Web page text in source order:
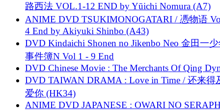
路西法 VOL.1-12 END by Yūichi Nomura (A7)
ANIME DVD TSUKIMONOGATARI / 慿物语
4 End by Akiyuki Shinbo (A43)
DVD Kindaichi Shonen no Jikenbo Neo 金田一
事件簿N Vol 1 - 9 End
DVD Chinese Movie : The Merchants Of Qing
DVD TAIWAN DRAMA : Love in Time / 还来得
爱你 (HK34)
ANIME DVD JAPANESE : OWARI NO